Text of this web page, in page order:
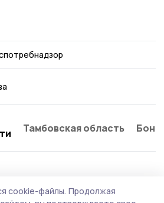
Тамбовская область
cookie-файлы. Продолжая